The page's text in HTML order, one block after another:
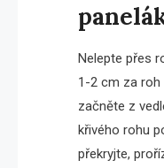
Nelepte přes
1-2 cm za roh
začněte z
křivého rohu
překryjte,